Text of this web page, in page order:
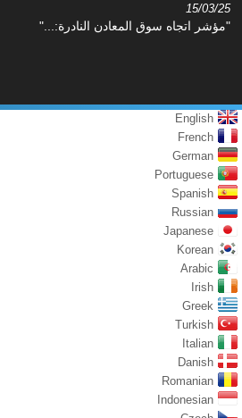
15/03/25
"مؤشر اتجاه سوق المعادن النادرة:..."
English
French
German
Portuguese
Spanish
Russian
Japanese
Korean
Arabic
Irish
Greek
Turkish
Italian
Danish
Romanian
Indonesian